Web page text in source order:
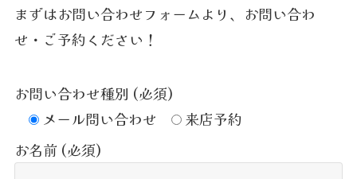
まずはお問い合わせフォームより、お問い合わ
せ・ご予約ください！
お問い合わせ種別 (必須)
メール問い合わせ
来店予約
お名前 (必須)